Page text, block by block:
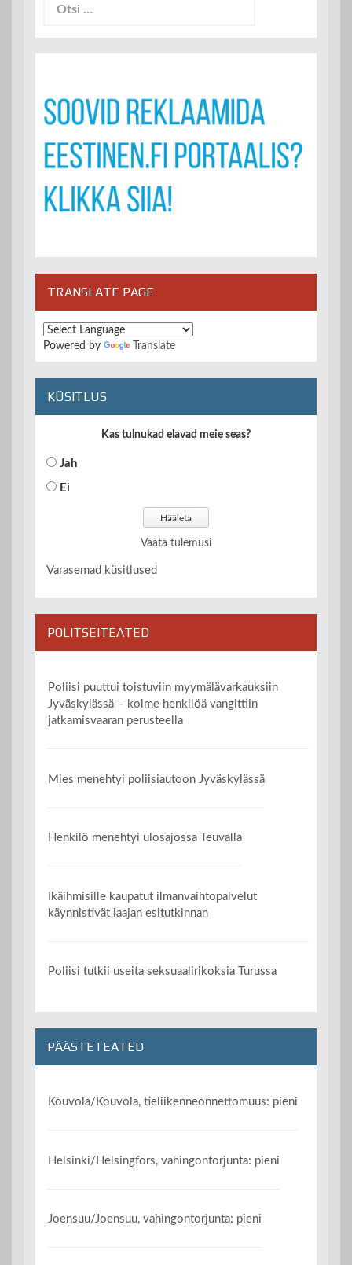
TRANSLATE PAGE
Powered by Translate
KÜSITLUS
Kas tulnukad elavad meie seas?
Jah
Ei
Vaata tulemusi
Varasemad küsitlused
POLITSEITEATED
Poliisi puuttui toistuviin myymälävarkauksiin
Jyväskylässä – kolme henkilöä vangittiin
jatkamisvaaran perusteella
Mies menehtyi poliisiautoon Jyväskylässä
Henkilö menehtyi ulosajossa Teuvalla
Ikäihmisille kaupatut ilmanvaihtopalvelut
käynnistivät laajan esitutkinnan
Poliisi tutkii useita seksuaalirikoksia Turussa
PÄÄSTETEATED
Kouvola/Kouvola, tieliikenneonnettomuus: pieni
Helsinki/Helsingfors, vahingontorjunta: pieni
Joensuu/Joensuu, vahingontorjunta: pieni